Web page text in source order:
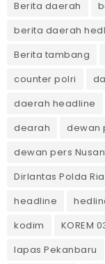
Berita daerah
berita daerah
Berita tambang
counter polri
daerah headline
dearah
dewan
dewan pers
Dirlantas Polda
headline
kodim
KOREM
lapas Pekanbaru